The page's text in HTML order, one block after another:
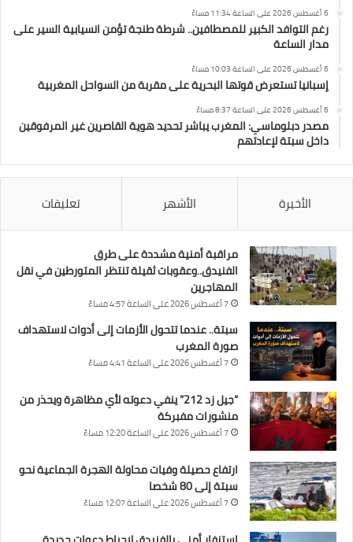
6 أغسطس 2026 على الساعة 11:34 مساءً
رغم التوافد الكبير للمصطافين.. شرطة طنجة تؤمن انسيابية السير على
مدار الساعة
6 أغسطس 2026 على الساعة 10:03 مساءً
إسبانيا تستعرض قوتها البحرية على مقربة من السواحل المغربية
6 أغسطس 2026 على الساعة 8:37 مساءً
مصدر دبلوماسي: المغرب يباشر تحديد هوية القاصرين غير المرفوقين
داخل سبتة لإعادتهم
الأخيرة الأشهر تعليقات
مراقبة أمنية مشددة على طرق
الفنيدق..وعقوبات ثقيلة تنتظر المتورطين في نقل
المهاجرين
7 أغسطس 2026 على الساعة 4:57 مساءً
سبتة.. عندما تتحول الأزمات إلى أدوات لاستهداف
صورة المغرب
7 أغسطس 2026 على الساعة 4:41 مساءً
“جيل زد 212” ينفي دعوته لأي مظاهرة ويحذر من
منشورات مفبركة
7 أغسطس 2026 على الساعة 12:20 مساءً
ارتفاع حصيلة وفيات محاولة الهجرة الجماعية نحو
سبتة إلى 80 شخصا
7 أغسطس 2026 على الساعة 12:07 مساءً